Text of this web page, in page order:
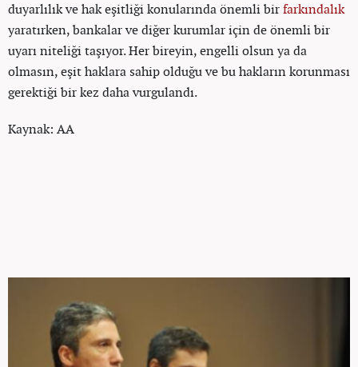
duyarlılık ve hak eşitliği konularında önemli birfarkındalık
yaratırken, bankalar ve diğer kurumlar için de önemli bir
uyarı niteliği taşıyor. Her bireyin, engelli olsun ya da
olmasın, eşit haklara sahip olduğu ve bu hakların korunması
gerektiği bir kez daha vurgulandı.
Kaynak: AA